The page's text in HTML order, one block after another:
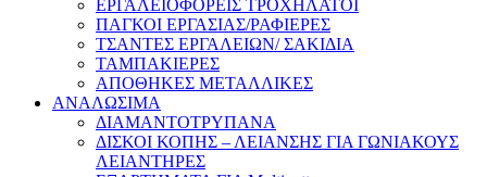
ΕΡΓΑΛΕΙΟΦΟΡΕΙΣ ΤΡΟΧΗΛΑΤΟΙ
ΠΑΓΚΟΙ ΕΡΓΑΣΙΑΣ/ΡΑΦΙΕΡΕΣ
ΤΣΑΝΤΕΣ ΕΡΓΑΛΕΙΩΝ/ ΣΑΚΙΔΙΑ
ΤΑΜΠΑΚΙΕΡΕΣ
ΑΠΟΘΗΚΕΣ ΜΕΤΑΛΛΙΚΕΣ
ΑΝΑΛΩΣΙΜΑ
ΔΙΑΜΑΝΤΟΤΡΥΠΑΝΑ
ΔΙΣΚΟΙ ΚΟΠΗΣ – ΛΕΙΑΝΣΗΣ ΓΙΑ ΓΩΝΙΑΚΟΥΣ
ΛΕΙΑΝΤΗΡΕΣ